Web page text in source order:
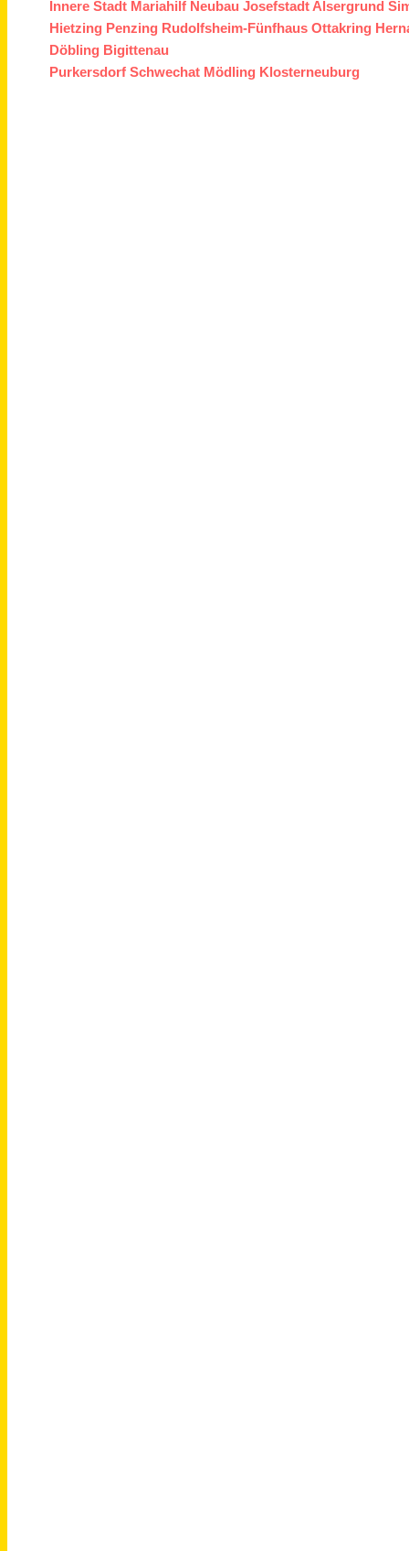
Innere Stadt Mariahilf Neubau Josefstadt Alsergrund
Hietzing Penzing Rudolfsheim-Fünfhaus Ottakring
Döbling Bigittenau
Purkersdorf Schwechat Mödling Klosterneuburg